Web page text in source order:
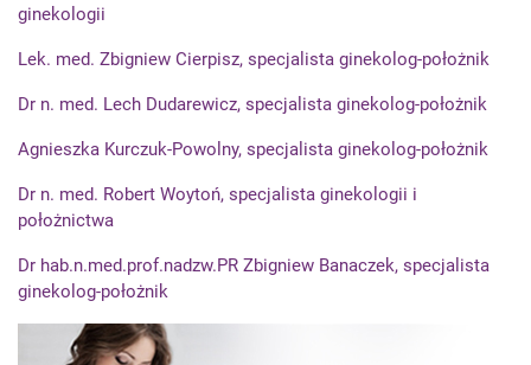
ginekologii
Lek. med. Zbigniew Cierpisz, specjalista ginekolog-położnik
Dr n. med. Lech Dudarewicz, specjalista ginekolog-położnik
Agnieszka Kurczuk-Powolny, specjalista ginekolog-położnik
Dr n. med. Robert Woytoń, specjalista ginekologii i
położnictwa
Dr hab.n.med.prof.nadzw.PR Zbigniew Banaczek, specjalista
ginekolog-położnik